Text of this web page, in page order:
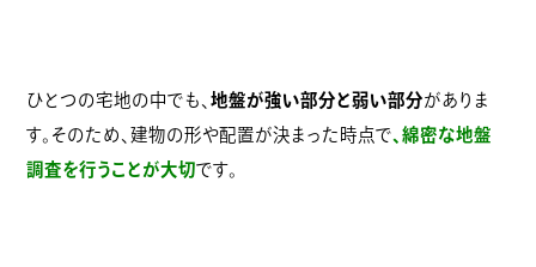
ひとつの宅地の中でも、地盤が強い部分と弱い部分がありま
す。そのため、建物の形や配置が決まった時点で、綿密な地盤
調査を行うことが大切です。